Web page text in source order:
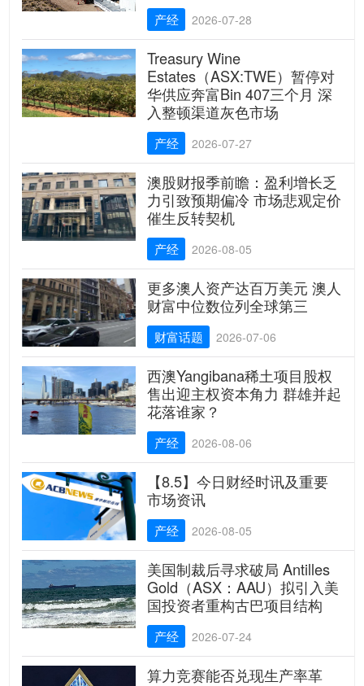
产经 2026-07-28
Treasury Wine
Estates（ASX:TWE）暂停对
华供应奔富Bin 407三个月 深
入整顿渠道灰色市场
产经 2026-07-27
澳股财报季前瞻：盈利增长乏
力引致预期偏冷 市场悲观定价
催生反转契机
产经 2026-08-05
更多澳人资产达百万美元 澳人
财富中位数位列全球第三
财富话题 2026-07-06
西澳Yangibana稀土项目股权
售出迎主权资本角力 群雄并起
花落谁家？
产经 2026-08-06
【8.5】今日财经时讯及重要
市场资讯
产经 2026-08-05
美国制裁后寻求破局 Antilles
Gold（ASX：AAU）拟引入美
国投资者重构古巴项目结构
产经 2026-07-24
算力竞赛能否兑现生产率革